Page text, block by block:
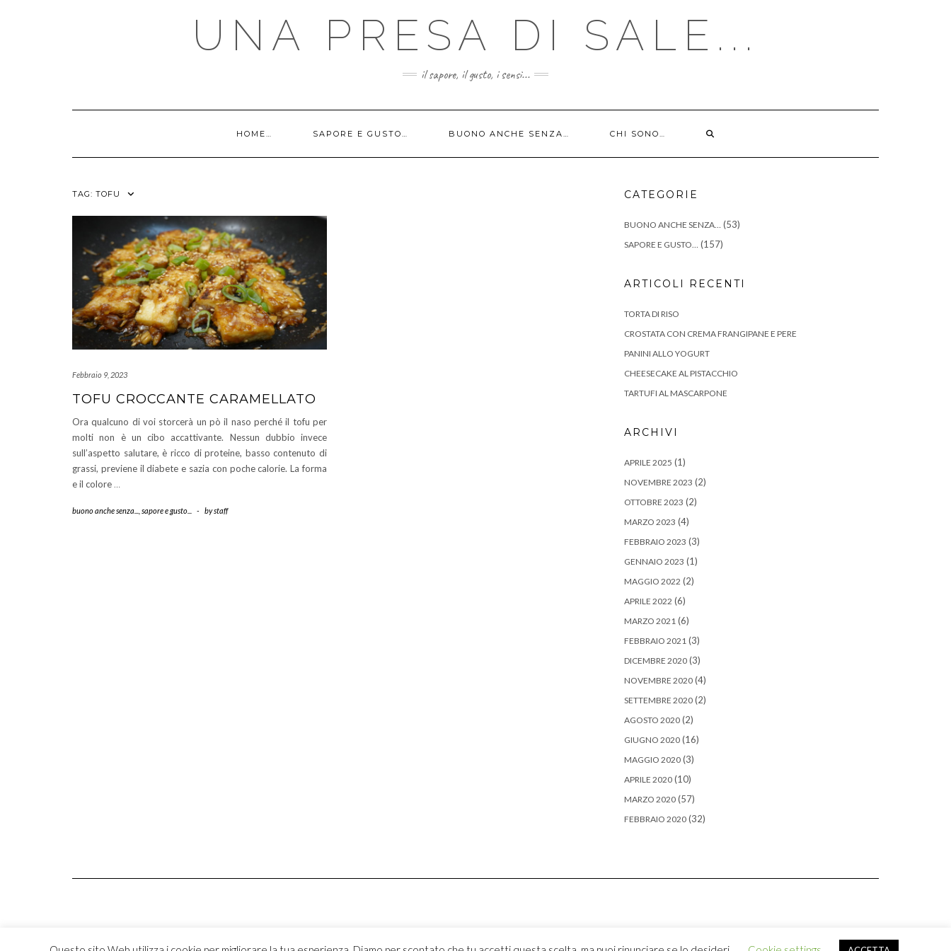
UNA PRESA DI SALE...
il sapore, il gusto, i sensi...
HOME… SAPORE E GUSTO… BUONO ANCHE SENZA… CHI SONO…
TAG: TOFU
Febbraio 9, 2023
TOFU CROCCANTE CARAMELLATO
Ora qualcuno di voi storcerà un pò il naso perché il tofu per
molti non è un cibo accattivante. Nessun dubbio invece
sull’aspetto salutare, è ricco di proteine, basso contenuto di
grassi, previene il diabete e sazia con poche calorie. La forma
e il colore…
buono anche senza... sapore e gusto... - bystaff
CATEGORIE
BUONO ANCHE SENZA… (53)
SAPORE E GUSTO… (157)
ARTICOLI RECENTI
TORTA DI RISO
CROSTATA CON CREMA FRANGIPANE E PERE
PANINI ALLO YOGURT
CHEESECAKE AL PISTACCHIO
TARTUFI AL MASCARPONE
ARCHIVI
APRILE 2025 (1)
NOVEMBRE 2023 (2)
OTTOBRE 2023 (2)
MARZO 2023 (4)
FEBBRAIO 2023 (3)
GENNAIO 2023 (1)
MAGGIO 2022 (2)
APRILE 2022 (6)
MARZO 2021 (6)
FEBBRAIO 2021 (3)
DICEMBRE 2020 (3)
NOVEMBRE 2020 (4)
SETTEMBRE 2020 (2)
AGOSTO 2020 (2)
GIUGNO 2020 (16)
MAGGIO 2020 (3)
APRILE 2020 (10)
MARZO 2020 (57)
FEBBRAIO 2020 (32)